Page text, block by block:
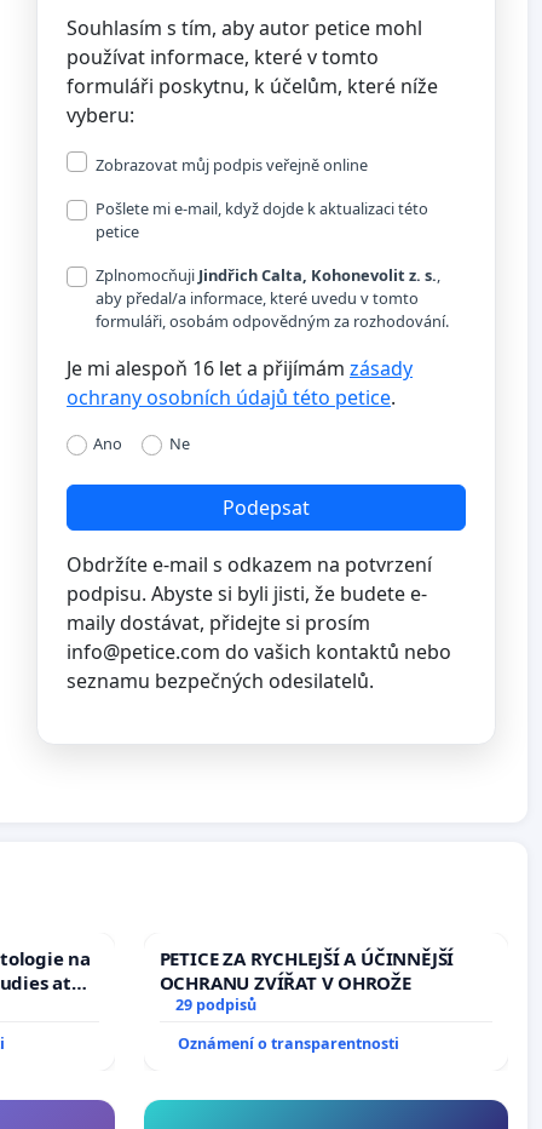
Souhlasím s tím, aby autor petice mohl
používat informace, které v tomto
formuláři poskytnu, k účelům, které níže
vyberu:
Zobrazovat můj podpis veřejně online
Pošlete mi e-mail, když dojde k aktualizaci této
petice
Zplnomocňuji Jindřich Calta, Kohonevolit z. s.,
aby předal/a informace, které uvedu v tomto
formuláři, osobám odpovědným za rozhodování.
Je mi alespoň 16 let a přijímám zásady
ochrany osobních údajů této petice.
Ano Ne
Podepsat
Obdržíte e-mail s odkazem na potvrzení
podpisu. Abyste si byli jisti, že budete e-
maily dostávat, přidejte si prosím
info@petice.com do vašich kontaktů nebo
seznamu bezpečných odesilatelů.
na
at
PETICE ZA RYCHLEJŠÍ A ÚČINNĚJŠÍ
OCHRANU ZVÍŘAT V OHROŽE
29 podpisů
Oznámení o transparentnosti